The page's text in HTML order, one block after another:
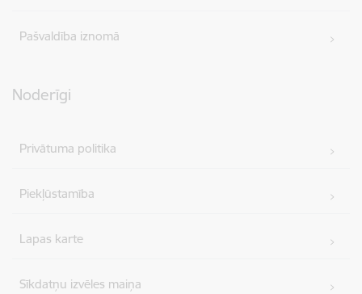
Pašvaldība iznomā
Noderīgi
Privātuma politika
Piekļūstamība
Lapas karte
Sīkdatņu izvēles maiņa